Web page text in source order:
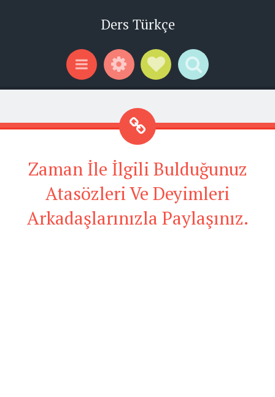
Ders Türkçe
Menu WidgetsSocial Links
Search
Zaman İle İlgili Bulduğunuz
Atasözleri Ve Deyimleri
Arkadaşlarınızla Paylaşınız.